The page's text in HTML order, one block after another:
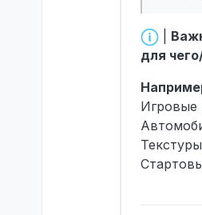
для
Игровые